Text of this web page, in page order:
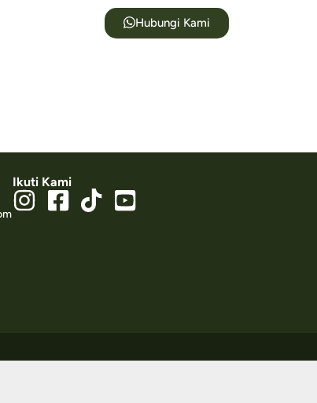
Hubungi Kami
Ikuti Kami